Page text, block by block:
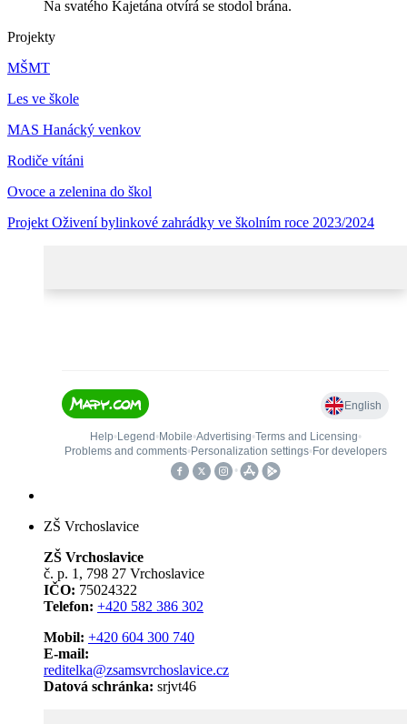
Na svatého Kajetána otvírá se stodol brána.
Projekty
MŠMT
Les ve škole
MAS Hanácký venkov
Rodiče vítáni
Ovoce a zelenina do škol
Projekt Oživení bylinkové zahrádky ve školním roce 2023/2024
ZŠ Vrchoslavice
ZŠ Vrchoslavice
č. p. 1, 798 27 Vrchoslavice
IČO: 75024322
Telefon: +420 582 386 302
Mobil: +420 604 300 740
E-mail:
reditelka@zsamsvrchoslavice.cz
Datová schránka: srjvt46